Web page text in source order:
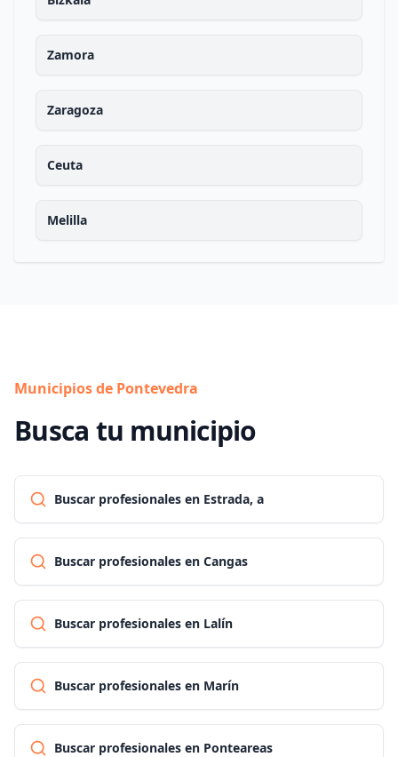
Zamora
Zaragoza
Ceuta
Melilla
Municipios de Pontevedra
Busca tu municipio
Buscar profesionales en Estrada, a
Buscar profesionales en Cangas
Buscar profesionales en Lalín
Buscar profesionales en Marín
Buscar profesionales en Ponteareas